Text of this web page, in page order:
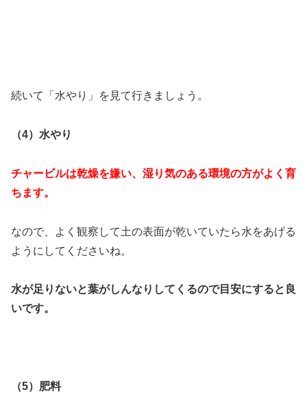
続いて「水やり」を見て行きましょう。
（4）水やり
チャービルは乾燥を嫌い、湿り気のある環境の方がよく育
ちます。
なので、よく観察して土の表面が乾いていたら水をあげる
ようにしてくださいね。
水が足りないと葉がしんなりしてくるので目安にすると良
いです。
（5）肥料